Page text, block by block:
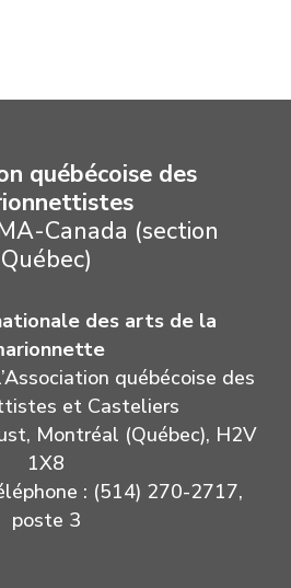
québécoise des
Canada (section
Québec)
des arts de la
québécoise des
et Casteliers
Montréal (Québec), H2V
1X8
: (514) 270-2717,
poste 3